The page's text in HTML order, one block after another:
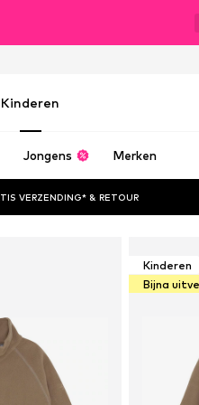
Kinderen
Jongens Merken
VERZENDING* & RETOUR
Kinderen
Bijna